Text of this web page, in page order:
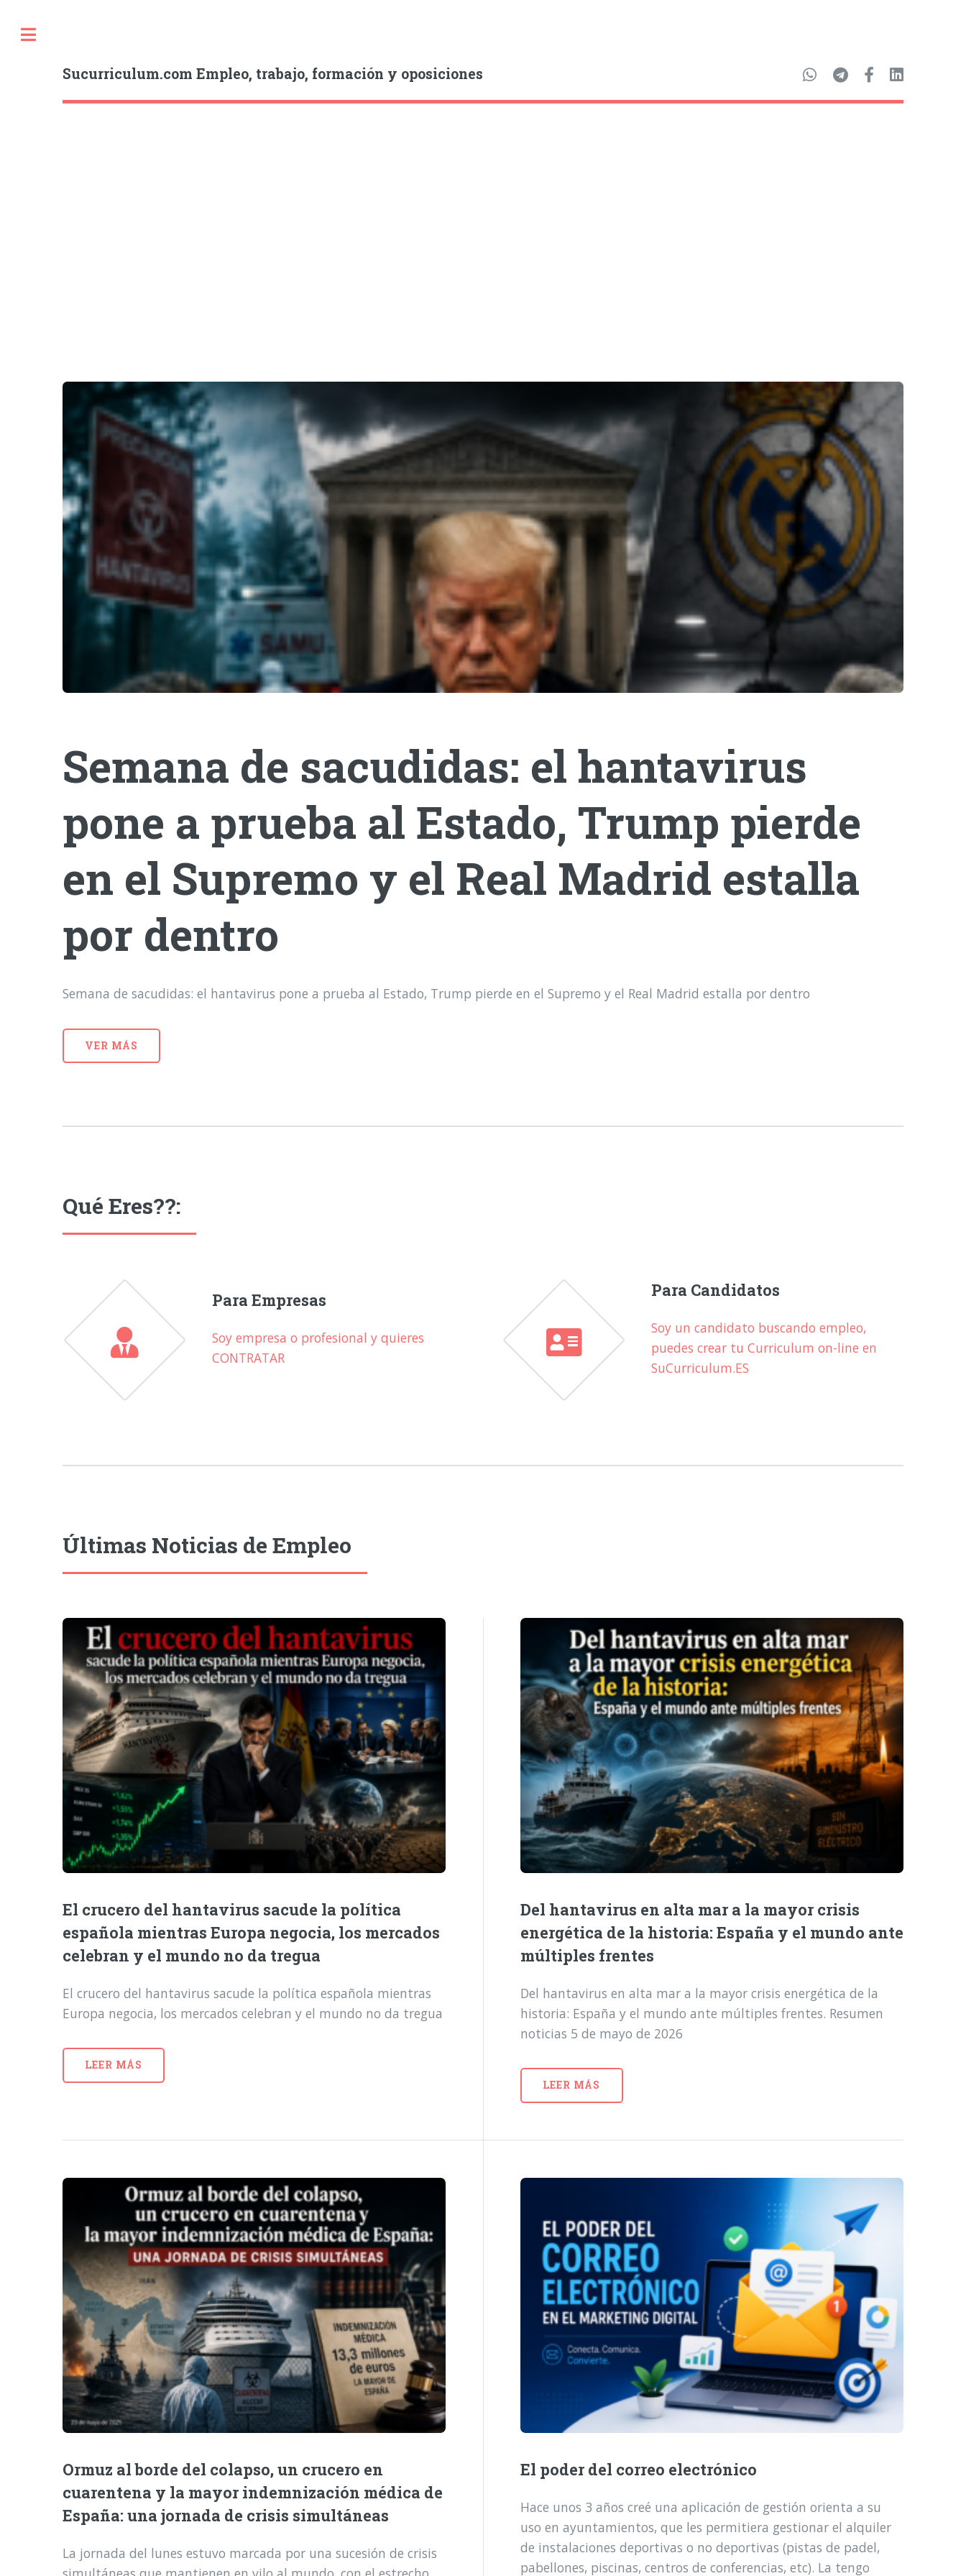
Sucurriculum.com Empleo, trabajo, formación y oposiciones
Semana de sacudidas: el hantavirus
pone a prueba al Estado, Trump pierde
en el Supremo y el Real Madrid estalla
por dentro
Semana de sacudidas: el hantavirus pone a prueba al Estado, Trump pierde en el Supremo y el Real Madrid estalla por dentro
VER MÁS
Qué Eres??:
Para Empresas
Soy empresa o profesional y quieres
CONTRATAR
Para Candidatos
Soy un candidato buscando empleo,
puedes crear tu Curriculum on-line en
SuCurriculum.ES
Últimas Noticias de Empleo
El crucero del hantavirus sacude la política
española mientras Europa negocia, los mercados
celebran y el mundo no da tregua
El crucero del hantavirus sacude la política española mientras
Europa negocia, los mercados celebran y el mundo no da tregua
LEER MÁS
Del hantavirus en alta mar a la mayor crisis
energética de la historia: España y el mundo ante
múltiples frentes
Del hantavirus en alta mar a la mayor crisis energética de la
historia: España y el mundo ante múltiples frentes. Resumen
noticias 5 de mayo de 2026
LEER MÁS
Ormuz al borde del colapso, un crucero en
cuarentena y la mayor indemnización médica de
España: una jornada de crisis simultáneas
La jornada del lunes estuvo marcada por una sucesión de crisis
El poder del correo electrónico
Hace unos 3 años creé una aplicación de gestión orienta a su
uso en ayuntamientos, que les permitiera gestionar el alquiler
de instalaciones deportivas o no deportivas (pistas de padel,
pabellones, piscinas, centros de conferencias, etc). La tengo